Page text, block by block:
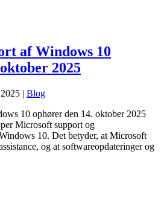
af Windows 10
2025
| Blog
10 ophører den 14. oktober 2025
Microsoft support og
10. Det betyder, at Microsoft
og at softwareopdateringer og